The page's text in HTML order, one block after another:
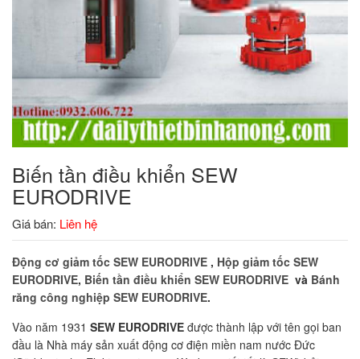
Biến tần điều khiển SEW
EURODRIVE
Giá bán: Liên hệ
Động cơ giảm tốc SEW EURODRIVE , Hộp giảm tốc SEW
EURODRIVE, Biến tần điều khiển SEW EURODRIVE và Bánh
răng công nghiệp SEW EURODRIVE.
Vào năm 1931 SEW EURODRIVE được thành lập với tên gọi ban
đầu là Nhà máy sản xuất động cơ điện miền nam nước Đức